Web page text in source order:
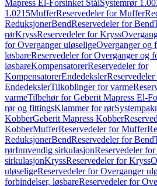
Mapress El-Forsinket StålSystemrør
1.0215MufferReservedeler for Muffer
ReduksjonerBendReservedeler for Bend
rørKryssReservedeler for Kryss
for Overganger uløseligeOverganger og
løsbareReservedeler for Overganger og
løsbareKompensatorerReservedeler for
KompensatorerEndedeksler
EndedekslerTilkoblinger for varme
varmeTilbehør for Geberit Mapress El-
rør og fittingsKlammer for rør
KobberGeberit Mapress Kobber
KobberMufferReservedeler for Muffer
ReduksjonerBendReservedeler for Bend
rørInnvendig sirkulasjonReservedeler
sirkulasjonKryssReservedeler for Kryss
uløseligeReservedeler for Overganger
forbindelser, løsbareReservedeler for